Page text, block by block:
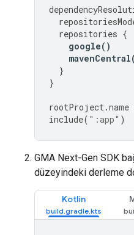
repositories {
google()
mavenCentral
}
}
rootProject.name
include( ":app" )
GMA Next-Gen SDK
düzeyindeki derleme
Kotlin